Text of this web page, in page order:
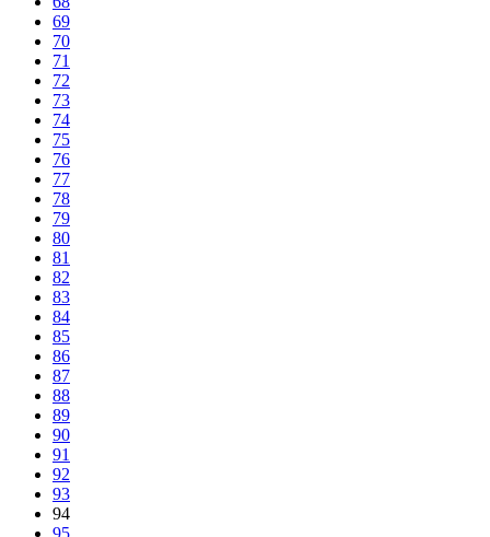
69
70
71
72
73
74
75
76
77
78
79
80
81
82
83
84
85
86
87
88
89
90
91
92
93
94
95